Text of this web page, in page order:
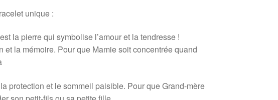
unique :
la pierre qui symbolise l’amour et la tendresse !
et la mémoire. Pour que Mamie soit concentrée quand
protection et le sommeil paisible. Pour que Grand-mère